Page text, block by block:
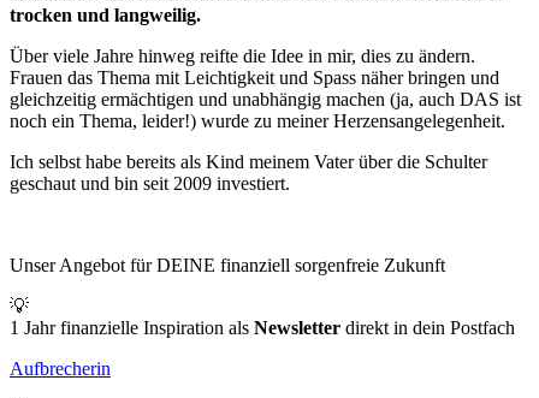
trocken und langweilig.
Über viele Jahre hinweg reifte die Idee in mir, dies zu ändern.
Frauen das Thema mit Leichtigkeit und Spass näher bringen und
gleichzeitig ermächtigen und unabhängig machen (ja, auch DAS ist
noch ein Thema, leider!) wurde zu meiner Herzensangelegenheit.
Ich selbst habe bereits als Kind meinem Vater über die Schulter
geschaut und bin seit 2009 investiert.
Unser Angebot für DEINE finanziell sorgenfreie Zukunft
💡
1 Jahr finanzielle Inspiration als Newsletter direkt in dein Postfach
Aufbrecherin